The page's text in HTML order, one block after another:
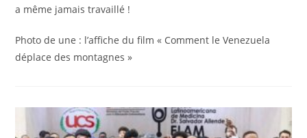
a même jamais travaillé !
Photo de une : l’affiche du film « Comment le Venezuela
déplace des montagnes »